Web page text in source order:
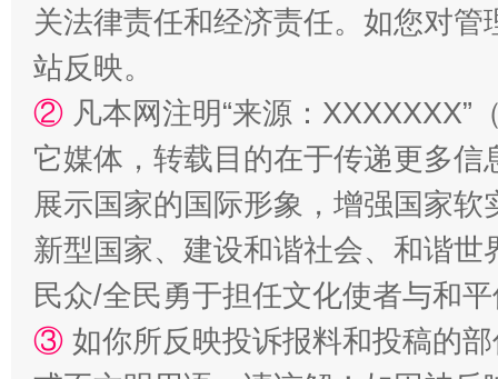
走走走！国家喊你健身啦 国家
关法律责任和经济责任。如您对
站反映。
② 凡本网注明“来源：
它媒体，转载目的在于传递更多
展示国家的国际形象，增强国家
新型国家、建设和谐社会、和谐
民众/全民勇于担任文化使者与和
③ 如你所反映投诉报料和投稿的